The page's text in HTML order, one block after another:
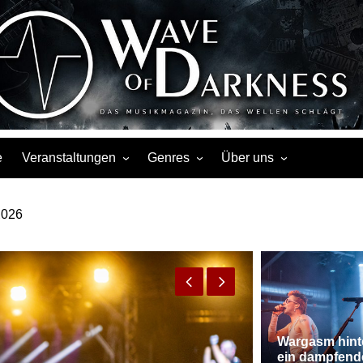
Events, Fotos, Termine, Interviews, Berichte, Musik
Veranstaltungen
Konzerte
Festivals
Veranstaltungsorte
Genres
Punk
Folk / Mittelalter
Weitere Genres
Über uns
des 7er Club, Mannheim.
Wargasm
ein